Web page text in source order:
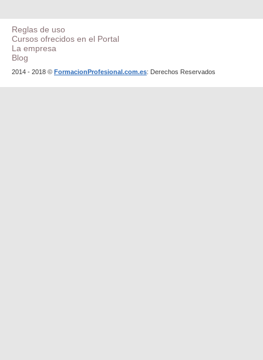
Reglas de uso
Cursos ofrecidos en el Portal
La empresa
Blog
2014 - 2018 © FormacionProfesional.com.es: Derechos Reservados